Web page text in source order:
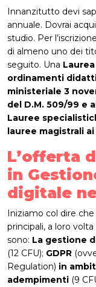
Innanzitutto devi
annuale. Dovrai
studio. Per
di almeno uno dei
seguito. Una
ordinamenti
ministeriale 3
del D.M. 509/99 e
Lauree
lauree magistrali
L’offerta
in
digitale
Iniziamo col dire
principali, a loro
sono: La gestione
(12 CFU); GDPR
Regulation) in
adempimenti (9